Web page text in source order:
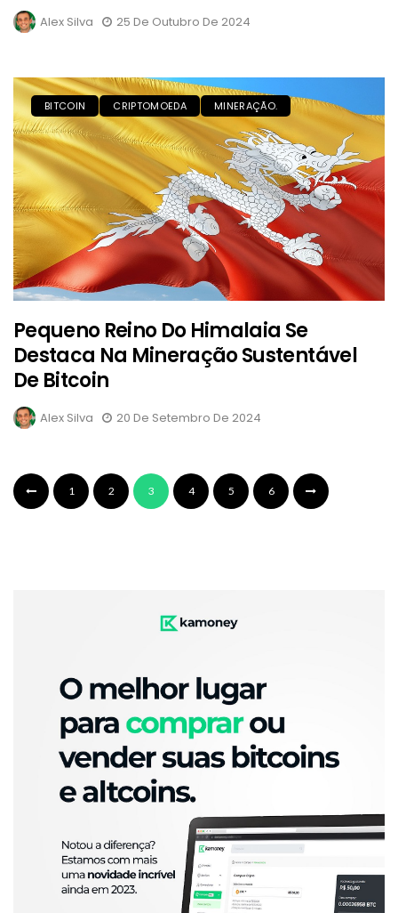
Alex Silva 25 De Outubro De 2024
BITCOIN CRIPTOMOEDA MINERAÇÃO.
Pequeno Reino Do Himalaia Se
Destaca Na Mineração Sustentável
De Bitcoin
Alex Silva 20 De Setembro De 2024
1 2 3 4 5 6